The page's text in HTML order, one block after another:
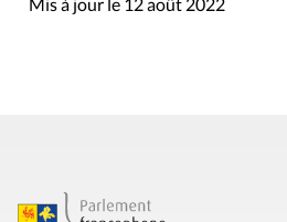
Mis à jour le 12 août 2022